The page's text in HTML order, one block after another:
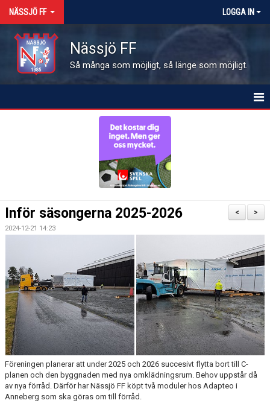
NÄSSJÖ FF LOGGA IN
Nässjö FF
Så många som möjligt, så länge som möjligt.
KALENDER
TRYGG FOTBOLL
VÅRA LAG/TRÄNARE - KONTAKTUPPGIFTER
ORGANISATION
DOKUMENT
>
<
Inför säsongerna 2025-2026
2024-12-21 14:23
Föreningen planerar att under 2025 och 2026 succesivt flytta bort till C-
planen och den byggnaden med nya omklädningsrum. Behov uppstår då
av nya förråd. Därför har Nässjö FF köpt två moduler hos Adapteo i
Anneberg som ska göras om till förråd.